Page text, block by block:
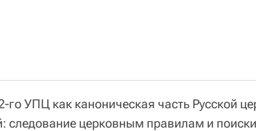
го УПЦ как каноническая часть Русской
следование церковным правилам и